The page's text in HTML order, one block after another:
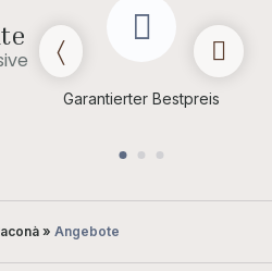
Garantierter Bestpreis
» Angebote